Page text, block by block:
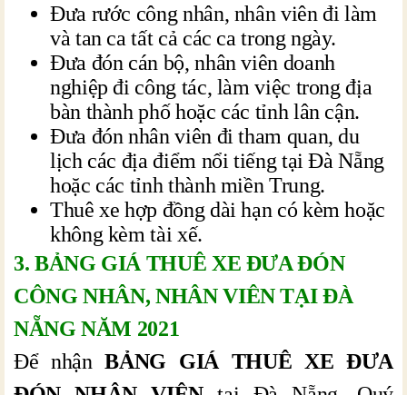
Đưa rước công nhân, nhân viên đi làm
và tan ca tất cả các ca trong ngày.
Đưa đón cán bộ, nhân viên doanh
nghiệp đi công tác, làm việc trong địa
bàn thành phố hoặc các tỉnh lân cận.
Đưa đón nhân viên đi tham quan, du
lịch các địa điểm nổi tiếng tại Đà Nẵng
hoặc các tỉnh thành miền Trung.
Thuê xe hợp đồng dài hạn có kèm hoặc
không kèm tài xế.
3. BẢNG GIÁ THUÊ XE ĐƯA ĐÓN
CÔNG NHÂN, NHÂN VIÊN TẠI ĐÀ
NẴNG NĂM 2021
Để nhậnBẢNG GIÁ THUÊ XE ĐƯA